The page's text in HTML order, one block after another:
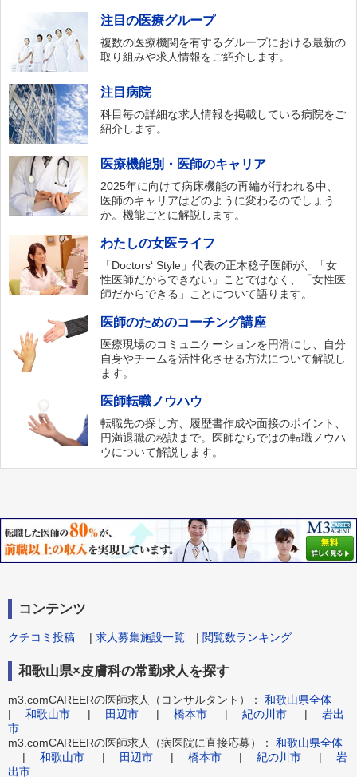
注目の医療グループ
複数の医療機関を有するグループにおける最新の
取り組みや求人情報をご紹介します。
注目病院
科目毎の詳細な求人情報を掲載している病院をご
紹介します。
医療機能別・医師のキャリア
2025年に向けて病床機能の再編が行われる中、
医師のキャリアはどのように変わるのでしょう
か。機能ごとに解説します。
わたしの女医ライフ
「Doctors‘ Style」代表の正木稔子医師が、「女
性医師だからできない」ことではなく、「女性医
師だからできる」ことについて語ります。
医師のためのコーチング講座
医療現場のコミュニケーションを円滑にし、自分
自身やチームを活性化させる方法について解説し
ます。
医師転職ノウハウ
転職先の探し方、履歴書作成や面接のポイント、
円満退職の秘訣まで。医師ならではの転職ノウハ
ウについて解説します。
コンテンツ
クチコミ投稿 | 求人募集施設一覧 | 閲覧数ランキング
和歌山県×皮膚科の常勤求人を探す
m3.comCAREERの医師求人（コンサルタント）： 和歌山県全体
| 和歌山市 | 田辺市 | 橋本市 | 紀の川市 | 岩出
市
m3.comCAREERの医師求人（病医院に直接応募）： 和歌山県全体
| 和歌山市 | 田辺市 | 橋本市 | 紀の川市 | 岩
出市